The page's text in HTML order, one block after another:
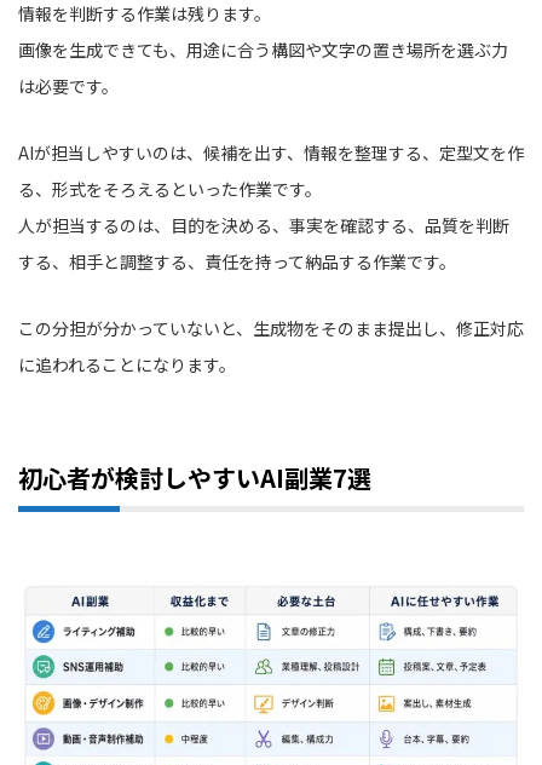
情報を判断する作業は残ります。
画像を生成できても、用途に合う構図や文字の置き場所を選ぶ力
は必要です。
AIが担当しやすいのは、候補を出す、情報を整理する、定型文を作
る、形式をそろえるといった作業です。
人が担当するのは、目的を決める、事実を確認する、品質を判断
する、相手と調整する、責任を持って納品する作業です。
この分担が分かっていないと、生成物をそのまま提出し、修正対応
に追われることになります。
初心者が検討しやすいAI副業7選